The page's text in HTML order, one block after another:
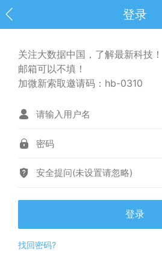
登录
关注大数据中国，了解最新科技！
邮箱可以不填！
加微新索取邀请码：hb-0310
安全提问(未设置请忽略)
登录
找回密码?